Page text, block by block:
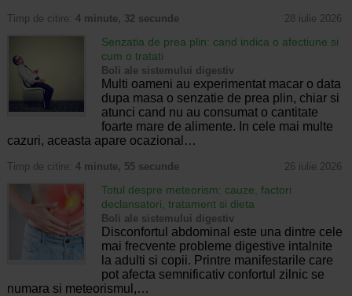
Timp de citire: 4 minute, 32 secunde 28 iulie 2026
Senzatia de prea plin: cand indica o afectiune si
cum o tratati
Boli ale sistemului digestiv
Multi oameni au experimentat macar o data
dupa masa o senzatie de prea plin, chiar si
atunci cand nu au consumat o cantitate
foarte mare de alimente. In cele mai multe
cazuri, aceasta apare ocazional…
Timp de citire: 4 minute, 55 secunde 26 iulie 2026
Totul despre meteorism: cauze, factori
declansatori, tratament si dieta
Boli ale sistemului digestiv
Disconfortul abdominal este una dintre cele
mai frecvente probleme digestive intalnite
la adulti si copii. Printre manifestarile care
pot afecta semnificativ confortul zilnic se
numara si meteorismul,…